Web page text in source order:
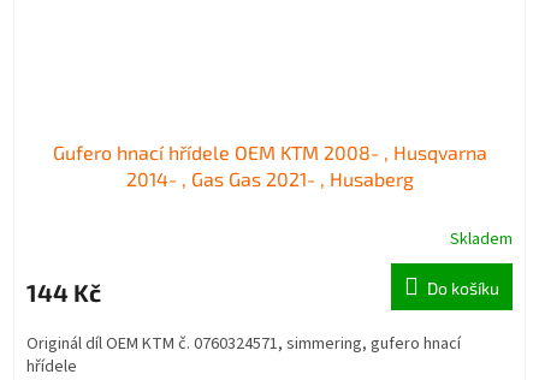
Gufero hnací hřídele OEM KTM 2008- , Husqvarna
2014- , Gas Gas 2021- , Husaberg
Skladem
144 Kč Do košíku
Originál díl OEM KTM č. 0760324571, simmering, gufero hnací
hřídele